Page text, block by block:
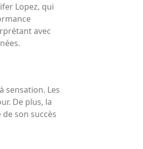
Lopez, qui
avec
sensation. Les
De plus, la
son succès